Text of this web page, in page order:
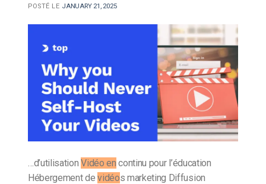
POSTÉ LE JANUARY 21, 2025
…d’utilisationVidéo en continu pour l’éducation
Hébergement devidéos marketing Diffusion